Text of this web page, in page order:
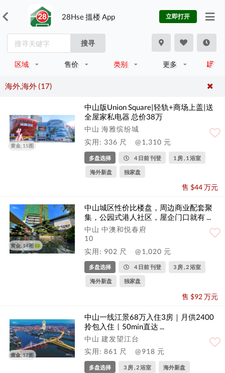
28Hse 搵楼 App 立即打开
搜寻
区域 售价 类别 更多
海外,海外 (17)
黄金, 15图
中山版Union Square|轻轨+商场上盖|送
全屋家私电器 总价38万
中山 海雅缤纷城
实用: 336 尺
@1,310 元
多盘选择 4 日前 刊登 1 房 , 1 浴室
海外新盘 独家盘
售 $44 万元
黄金, 14图
中山城区性价比楼盘，周边商业配套聚
集，公园式港人社区，屋企门口就有 ...
中山 中澳和悦春府
10
实用: 902 尺
@1,020 元
多盘选择 4 日前 刊登 3 房 , 2 浴室
海外新盘 独家盘
售 $92 万元
黄金, 17图
中山一线江景68万入住3房｜月供2400
拎包入住｜50min直达 ...
中山 建发望江台
实用: 861 尺
@918 元
多盘选择 3 房 , 2 浴室 海外新盘